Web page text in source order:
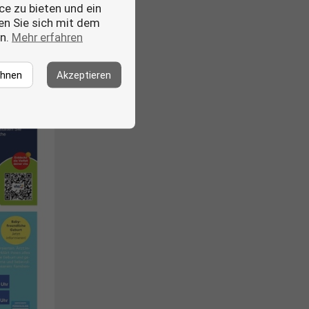
zu bieten und ein
Sie sich mit dem
Mehr erfahren
Akzeptieren